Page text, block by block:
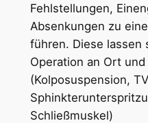
Fehlstellungen,
Absenkungen zu
führen. Diese lassen
Operation an Ort
(Kolposuspension,
Schließmuskel)